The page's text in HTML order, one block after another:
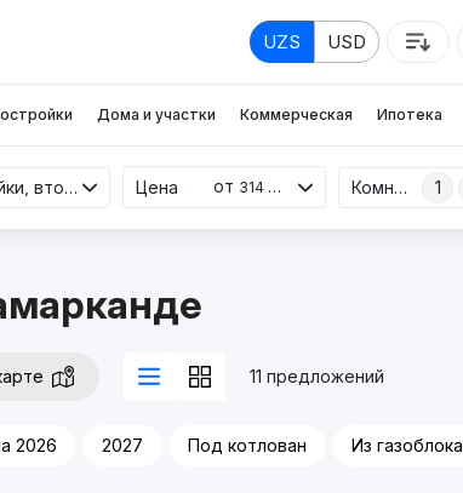
UZS USD
Дома и участки Коммерческая Ипотека
Новостройки, вторичка Цена от 314 млн Комнаты 1
11 предложений
2026 2027 Под котлован Из газоблока